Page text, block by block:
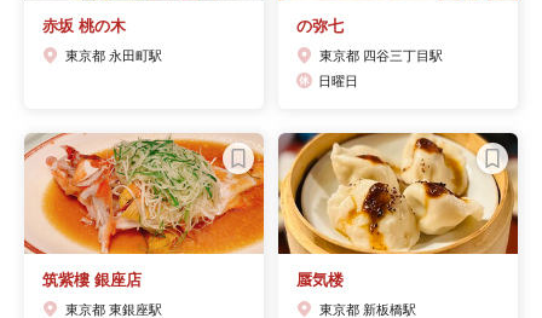
赤坂 桃の木
東京都 永田町駅
の弥七
東京都 四谷三丁目駅
日曜日
筑紫樓 銀座店
東京都 東銀座駅
蜃気楼
東京都 新板橋駅